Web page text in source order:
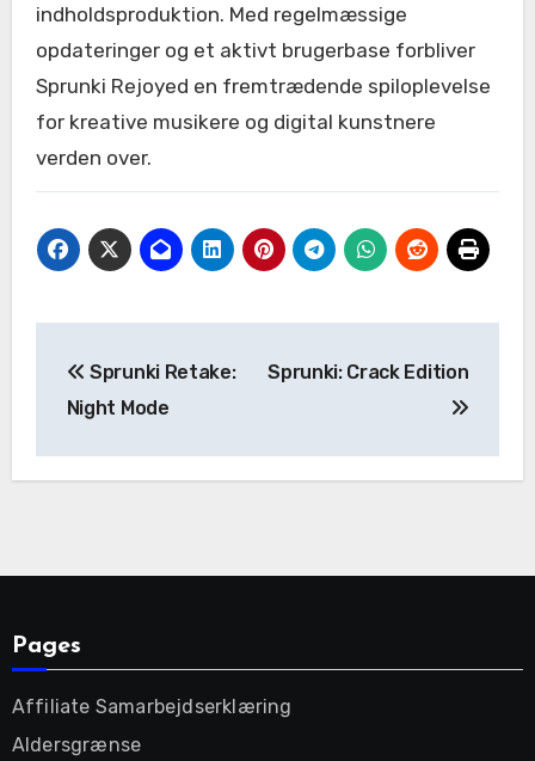
indholdsproduktion. Med regelmæssige
opdateringer og et aktivt brugerbase forbliver
Sprunki Rejoyed en fremtrædende spiloplevelse
for kreative musikere og digital kunstnere
verden over.
navigation
Sprunki Retake:
Night Mode
Sprunki: Crack Edition
Pages
Affiliate Samarbejdserklæring
Aldersgrænse